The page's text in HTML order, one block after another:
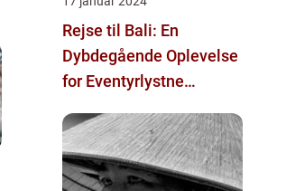
Rejse til Bali: En
Dybdegående Oplevelse
for Eventyrlystne